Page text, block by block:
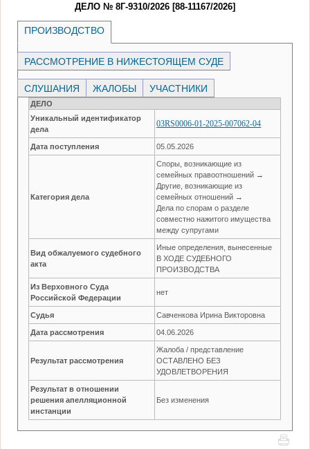
ДЕЛО № 8Г-9310/2026 [88-11167/2026]
ПРОИЗВОДСТВО
РАССМОТРЕНИЕ В НИЖЕСТОЯЩЕМ СУДЕ
СЛУШАНИЯ ЖАЛОБЫ УЧАСТНИКИ
ДЕЛО
Уникальный идентификатор
дела
03RS0006-01-2025-007062-04
Дата поступления 05.05.2026
Категория дела
Споры, возникающие из
семейных правоотношений →
Другие, возникающие из
семейных отношений →
Дела по спорам о разделе
совместно нажитого имущества
между супругами
Вид обжалуемого судебного
акта
Иные определения, вынесенные
В ХОДЕ СУДЕБНОГО
ПРОИЗВОДСТВА
Из Верховного Суда
Российской Федерации
нет
Судья Савченкова Ирина Викторовна
Дата рассмотрения 04.06.2026
Результат рассмотрения
Жалоба / представление
ОСТАВЛЕНО БЕЗ
УДОВЛЕТВОРЕНИЯ
Результат в отношении
решения апелляционной
инстанции
Без изменения